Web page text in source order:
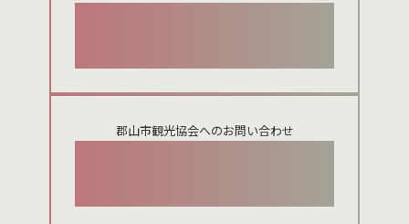
郡山市観光協会へのお問い合わせ